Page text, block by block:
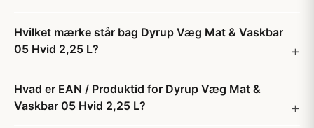
Hvilket mærke står bag Dyrup Væg Mat & Vaskbar
05 Hvid 2,25 L?
Hvad er EAN / Produktid for Dyrup Væg Mat &
Vaskbar 05 Hvid 2,25 L?